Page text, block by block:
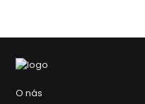
O nás